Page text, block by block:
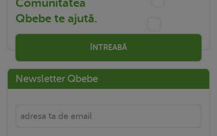
Comunitatea
Qbebe te ajută.
ÎNTREABĂ
Newsletter Qbebe